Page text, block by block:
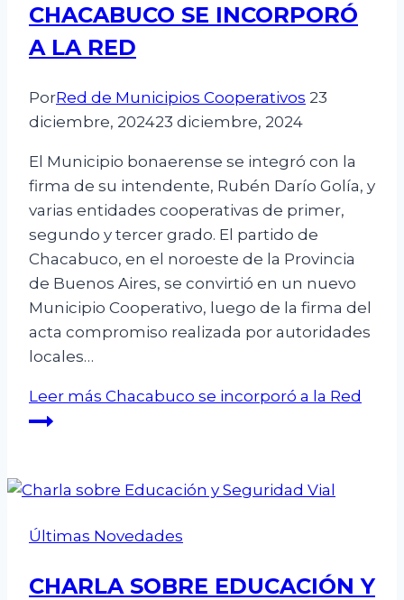
CHACABUCO SE INCORPORÓ
A LA RED
PorRed de Municipios Cooperativos 23
diciembre, 202423 diciembre, 2024
El Municipio bonaerense se integró con la
firma de su intendente, Rubén Darío Golía, y
varias entidades cooperativas de primer,
segundo y tercer grado. El partido de
Chacabuco, en el noroeste de la Provincia
de Buenos Aires, se convirtió en un nuevo
Municipio Cooperativo, luego de la firma del
acta compromiso realizada por autoridades
locales…
Leer más Chacabuco se incorporó a la Red
Últimas Novedades
CHARLA SOBRE EDUCACIÓN Y